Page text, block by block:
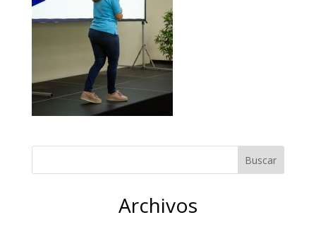
Archivos